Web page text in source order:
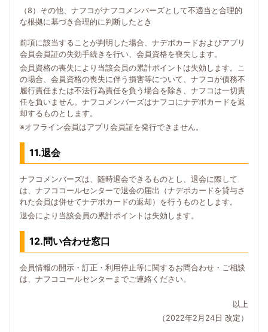
（8）その他、ナフコがナフコメンバーズとして不適当と合理的
な根拠に基づき合理的に判断したとき
前項に該当することが判明した場合、ナデポカードおよびアプリ
会員会員証の失効手続きを行い、会員資格を喪失します。
会員資格の喪失により当該会員の累計ポイントは失効します。こ
の場合、会員資格の喪失に伴う損害等について、ナフコが債務不
履行責任または不法行為責任を負う場合を除き、ナフコは一切責
任を負いません。ナフコメンバーズはナフコにナデポカードを返
却するものとします。
※オフライン会員はアプリ会員証を発行できません。
11.退会
ナフコメンバーズは、随時退会できるものとし、退会に際して
は、ナフココールセンターで退会の届出（ナデポカードを貸与さ
れた会員は併せてナデポカードの返却）を行うものとします。
退会により当該会員の累計ポイントは失効します。
12.問い合わせ窓口
会員情報の開示・訂正・利用停止等に関するお問合わせ・ご相談
は、ナフココールセンターまでご連絡ください。
以上
（2022年2月24日 改定）